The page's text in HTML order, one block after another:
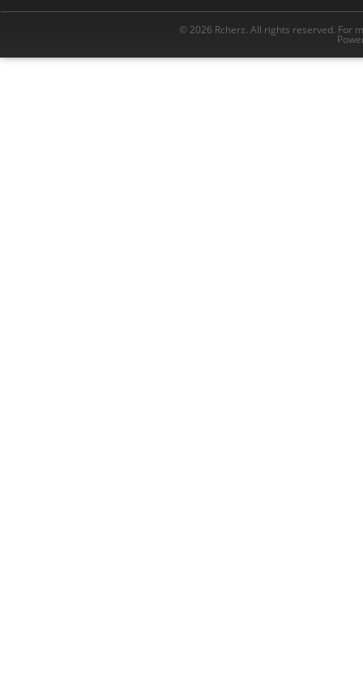
© 2026 Rcherz. All rights reserved. For